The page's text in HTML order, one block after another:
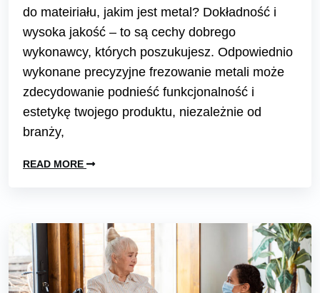
do mateiriału, jakim jest metal? Dokładność i
wysoka jakość – to są cechy dobrego
wykonawcy, których poszukujesz. Odpowiednio
wykonane precyzyjne frezowanie metali może
zdecydowanie podnieść funkcjonalność i
estetykę twojego produktu, niezależnie od
branży,
READ MORE